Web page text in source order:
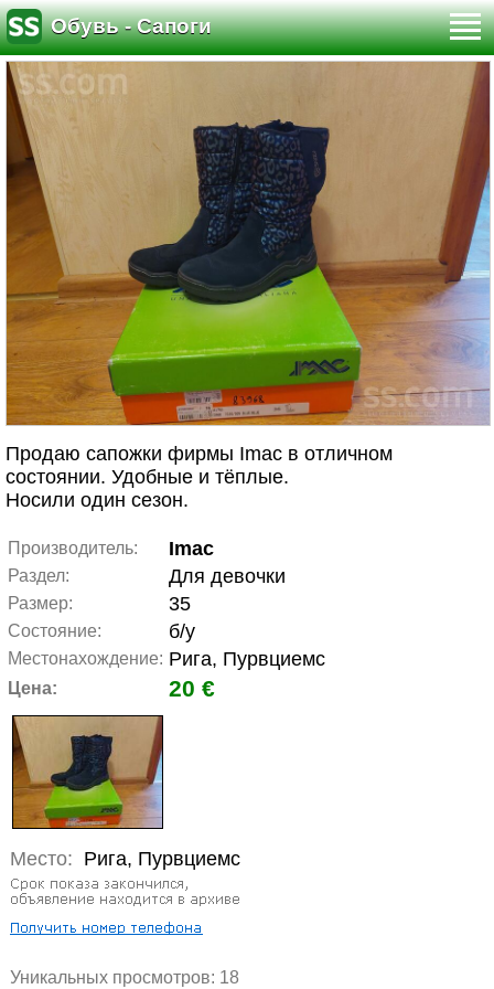
Обувь - Сапоги
Продаю сапожки фирмы Imac в отличном
состоянии. Удобные и тёплые.
Носили один сезон.
Производитель: Imac
Раздел: Для девочки
Размер: 35
Состояние: б/у
Местонахождение: Рига, Пурвциемс
Цена: 20 €
Место: Рига, Пурвциемс
Уникальных просмотров: 18